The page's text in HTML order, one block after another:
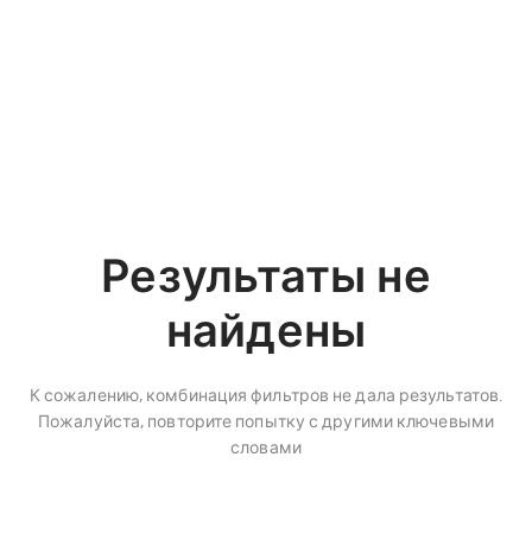
Результаты не
найдены
К сожалению, комбинация фильтров не дала результатов.
Пожалуйста, повторите попытку с другими ключевыми
словами